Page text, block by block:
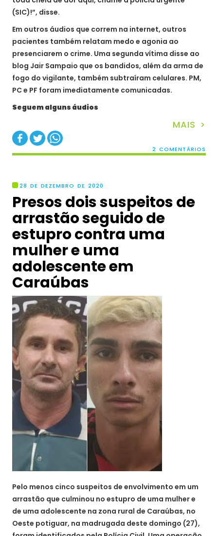
(SIC)!”, disse.
Em outros áudios que correm na internet, outros
pacientes também relatam medo e agonia ao
presenciarem o crime. Uma segunda vítima disse ao
blog Jair Sampaio que os bandidos, além da arma de
fogo do vigilante, também subtraíram celulares. PM,
PC e PF foram imediatamente comunicadas.
Seguem alguns áudios
MAIS >
2 COMENTÁRIOS
28 DE DEZEMBRO DE 2020
Presos dois suspeitos de
arrastão seguido de
estupro contra uma
mulher e uma
adolescente em
Caraúbas
Pelo menos cinco suspeitos de envolvimento em um
arrastão que culminou no estupro de uma mulher e
de uma adolescente na zona rural de Caraúbas, no
Oeste potiguar, na madrugada deste domingo (27),